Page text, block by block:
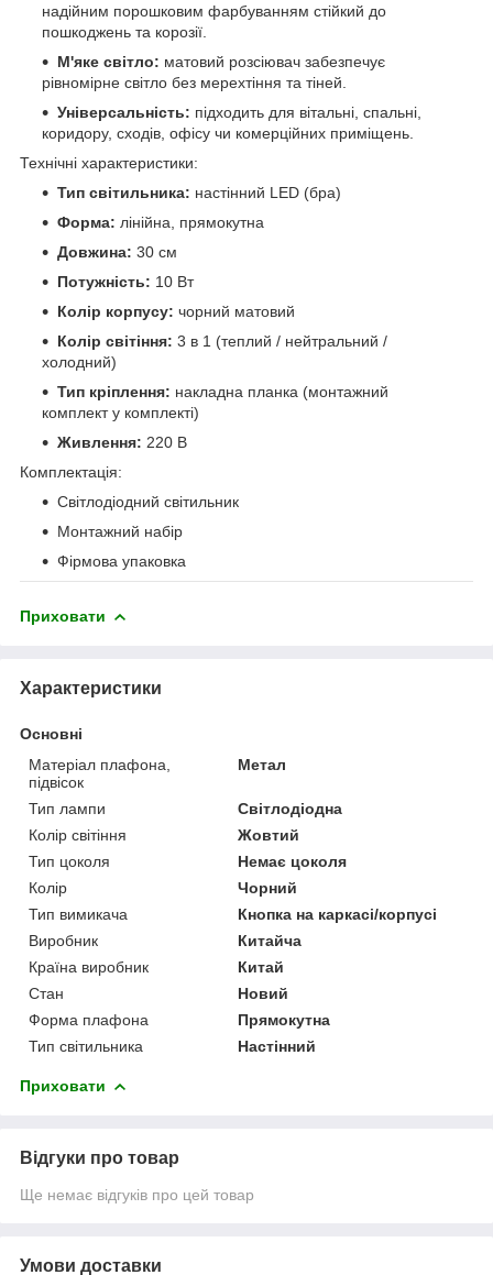
надійним порошковим фарбуванням стійкий до
пошкоджень та корозії.
М'яке світло: матовий розсіювач забезпечує
рівномірне світло без мерехтіння та тіней.
Універсальність: підходить для вітальні, спальні,
коридору, сходів, офісу чи комерційних приміщень.
Технічні характеристики:
Тип світильника: настінний LED (бра)
Форма: лінійна, прямокутна
Довжина: 30 см
Потужність: 10 Вт
Колір корпусу: чорний матовий
Колір світіння: 3 в 1 (теплий / нейтральний /
холодний)
Тип кріплення: накладна планка (монтажний
комплект у комплекті)
Живлення: 220 В
Комплектація:
Світлодіодний світильник
Монтажний набір
Фірмова упаковка
Приховати
Характеристики
Основні
Матеріал плафона,
підвісок
Метал
Тип лампи
Світлодіодна
Колір світіння
Жовтий
Тип цоколя
Немає цоколя
Колір
Чорний
Тип вимикача
Кнопка на каркасі/корпусі
Виробник
Китайча
Країна виробник
Китай
Стан
Новий
Форма плафона
Прямокутна
Тип світильника
Настінний
Приховати
Відгуки про товар
Ще немає відгуків про цей товар
Умови доставки